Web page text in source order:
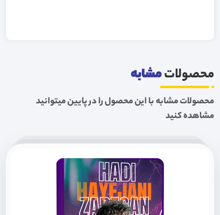
محصولاتمشابه
محصولات مشابه با این محصول را در پایین میتوانید
مشاهده کنید